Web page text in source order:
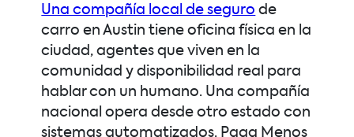
Una compañía local de seguro de
carro en Austin tiene oficina física en la
ciudad, agentes que viven en la
comunidad y disponibilidad real para
hablar con un humano. Una compañía
nacional opera desde otro estado con
sistemas automatizados. Paga Menos